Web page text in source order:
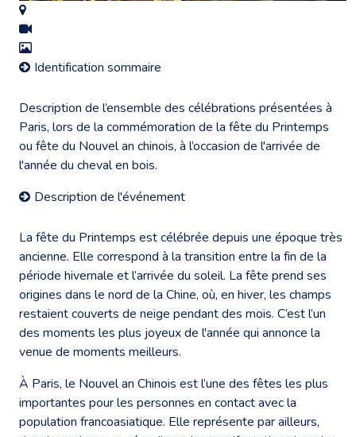
Identification sommaire
Description de l’ensemble des célébrations présentées à
Paris, lors de la commémoration de la fête du Printemps
ou fête du Nouvel an chinois, à l’occasion de l'arrivée de
l'année du cheval en bois.
Description de l'événement
La fête du Printemps est célébrée depuis une époque très
ancienne. Elle correspond à la transition entre la fin de la
période hivernale et l’arrivée du soleil. La fête prend ses
origines dans le nord de la Chine, où, en hiver, les champs
restaient couverts de neige pendant des mois. C’est l’un
des moments les plus joyeux de l'année qui annonce la
venue de moments meilleurs.
À Paris, le Nouvel an Chinois est l’une des fêtes les plus
importantes pour les personnes en contact avec la
population francoasiatique. Elle représente par ailleurs,